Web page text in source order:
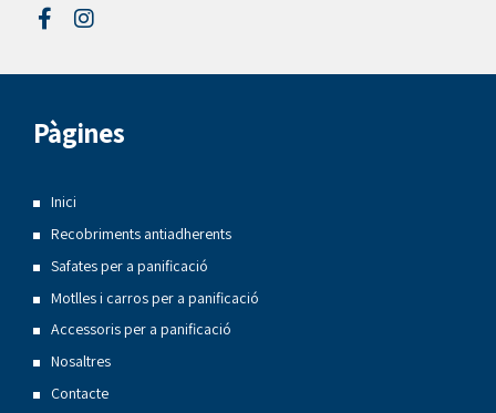
Pàgines
Inici
Recobriments antiadherents
Safates per a panificació
Motlles i carros per a panificació
Accessoris per a panificació
Nosaltres
Contacte